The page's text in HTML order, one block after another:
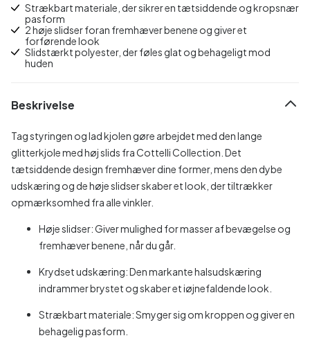
Strækbart materiale, der sikrer en tætsiddende og kropsnær
pasform
2 høje slidser foran fremhæver benene og giver et
forførende look
Slidstærkt polyester, der føles glat og behageligt mod
huden
Beskrivelse
Tag styringen og lad kjolen gøre arbejdet med den lange
glitterkjole med høj slids fra Cottelli Collection. Det
tætsiddende design fremhæver dine former, mens den dybe
udskæring og de høje slidser skaber et look, der tiltrækker
opmærksomhed fra alle vinkler.
Høje slidser: Giver mulighed for masser af bevægelse og
fremhæver benene, når du går.
Krydset udskæring: Den markante halsudskæring
indrammer brystet og skaber et iøjnefaldende look.
Strækbart materiale: Smyger sig om kroppen og giver en
behagelig pasform.